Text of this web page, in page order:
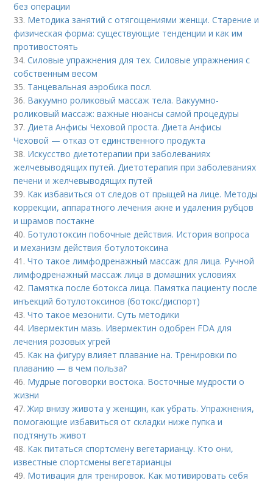
без операции
33. Методика занятий с отягощениями женщи. Старение и
физическая форма: существующие тенденции и как им
противостоять
34.Силовые упражнения для тех. Силовые упражнения с
собственным весом
35. Танцевальная аэробика посл.
36. Вакуумно роликовый массаж тела. Вакуумно-
роликовый массаж: важные нюансы самой процедуры
37.Диета Анфисы Чеховой проста. Диета Анфисы
Чеховой — отказ от единственного продукта
38. Искусство диетотерапии при заболеваниях
желчевыводящих путей. Диетотерапия при заболеваниях
печени и желчевыводящих путей
39. Как избавиться от следов от прыщей на лице. Методы
коррекции, аппаратного лечения акне и удаления рубцов
и шрамов постакне
40. Ботулотоксин побочные действия. История вопроса
и механизм действия ботулотоксина
41.Что такое лимфодренажный массаж для лица. Ручной
лимфодренажный массаж лица в домашних условиях
42. Памятка после ботокса лица. Памятка пациенту после
инъекций ботулотоксинов (ботокс/диспорт)
43.Что такое мезонити. Суть методики
44. Ивермектин мазь. Ивермектин одобрен FDA для
лечения розовых угрей
45. Как на фигуру влияет плавание на. Тренировки по
плаванию — в чем польза?
46. Мудрые поговорки востока. Восточные мудрости о
жизни
47.Жир внизу живота у женщин, как убрать. Упражнения,
помогающие избавиться от складки ниже пупка и
подтянуть живот
48. Как питаться спортсмену вегетарианцу. Кто они,
известные спортсмены вегетарианцы
49. Мотивация для тренировок. Как мотивировать себя